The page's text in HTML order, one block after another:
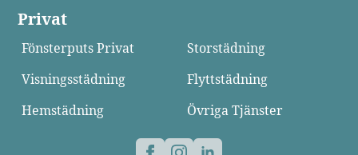
Privat
Fönsterputs Privat
Storstädning
Visningsstädning
Flyttstädning
Hemstädning
Övriga Tjänster